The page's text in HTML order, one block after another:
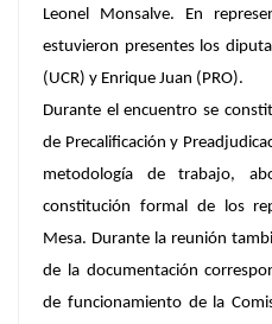
Leonel Monsalve. En
estuvieron presentes los
(UCR) y Enrique Juan (PRO).
Durante el encuentro se
de Precalificación y
metodología de trabajo,
constitución formal de los
Mesa. Durante la reunión
de la documentación
de funcionamiento de la